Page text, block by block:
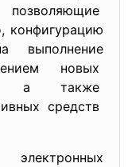
конфигурацию
выполнение
новых
а также
средств